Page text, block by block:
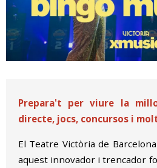
Prepara't per viure la
directe, jocs, concursos i
El Teatre Victòria de
aquest innovador i trencador